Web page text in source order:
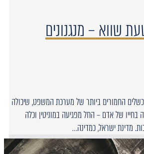
שווא – מנגנונים
החמורים ביותר של מערכת המשפט, שיכולה
בחייו של אדם – החל מפגיעה במוניטין וכלה
מדינת ישראל, כמדינה…